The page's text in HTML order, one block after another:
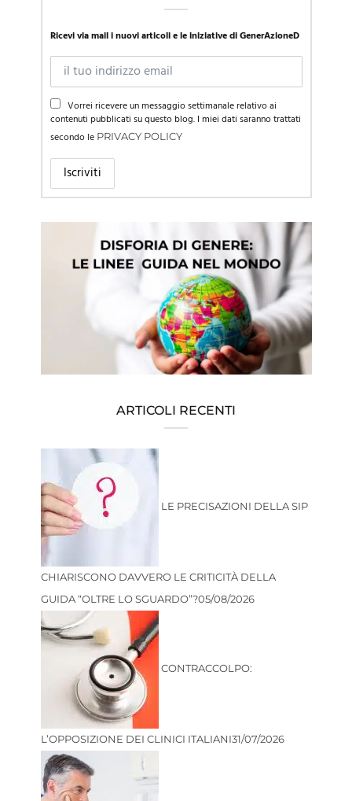
Ricevi via mail i nuovi articoli e le iniziative di GenerAzioneD
Vorrei ricevere un messaggio settimanale relativo ai
contenuti pubblicati su questo blog. I miei dati saranno trattati
secondo le PRIVACY POLICY
ARTICOLI RECENTI
LE PRECISAZIONI DELLA SIP
CHIARISCONO DAVVERO LE CRITICITÀ DELLA
GUIDA “OLTRE LO SGUARDO”?05/08/2026
CONTRACCOLPO:
L’OPPOSIZIONE DEI CLINICI ITALIANI31/07/2026